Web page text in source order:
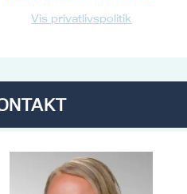
Vis privatlivspolitik